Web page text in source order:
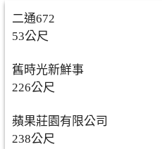
二通672
53公尺
舊時光新鮮事
226公尺
蘋果莊園有限公司
238公尺